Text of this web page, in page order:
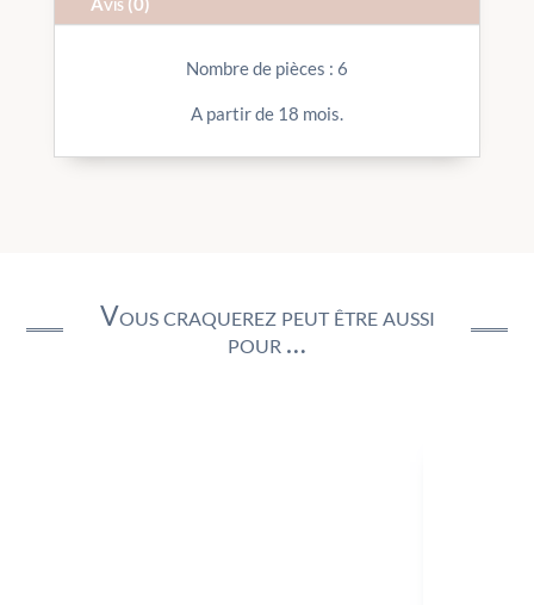
Nombre de pièces : 6
A partir de 18 mois.
Vous craquerez peut être aussi
pour …